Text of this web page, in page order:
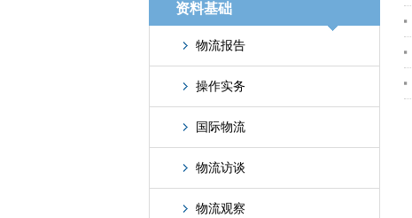
资料基础
物流报告
操作实务
国际物流
物流访谈
物流观察